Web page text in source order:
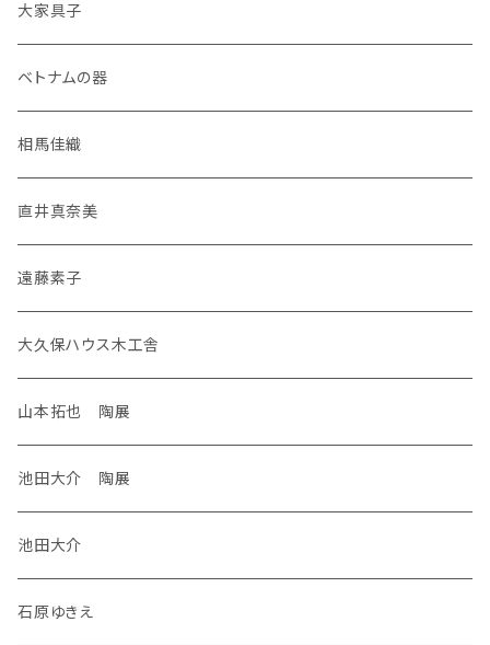
大家具子
ベトナムの器
相馬佳織
直井真奈美
遠藤素子
大久保ハウス木工舎
山本拓也 陶展
池田大介 陶展
池田大介
石原ゆきえ